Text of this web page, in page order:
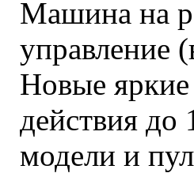
Машина на
управление
Новые
действия до
модели и